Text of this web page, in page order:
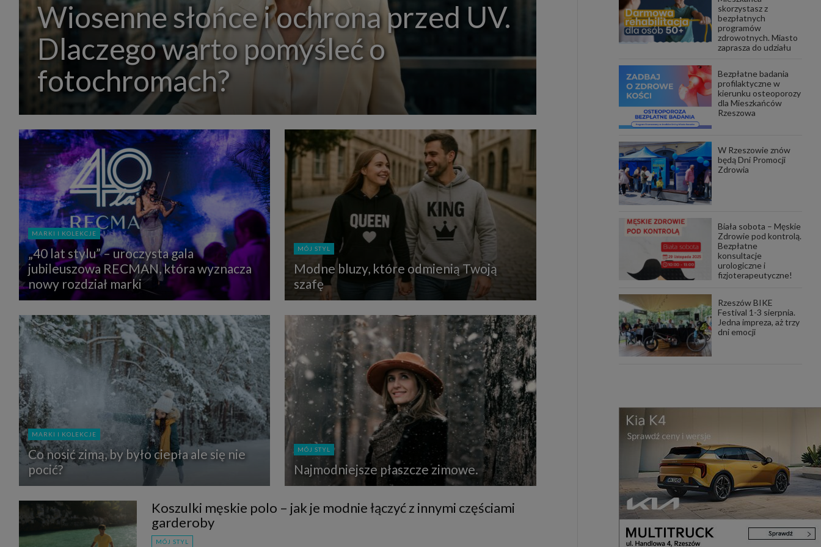
Wiosenne słońce i ochrona przed UV.
Dlaczego warto pomyśleć o
fotochromach?
MARKI I KOLEKCJE
„40 lat stylu” – uroczysta gala
jubileuszowa RECMAN, która wyznacza
nowy rozdział marki
MÓJ STYL
Modne bluzy, które odmienią Twoją
szafę
MARKI I KOLEKCJE
Co nosić zimą, by było ciepła ale się nie
pocić?
MÓJ STYL
Najmodniejsze płaszcze zimowe.
Koszulki męskie polo – jak je modnie łączyć z innymi częściami
garderoby
MÓJ STYL
skorzystasz z
bezpłatnych
programów
zdrowotnych. Miasto
zaprasza do udziału
Bezpłatne badania
profilaktyczne w
kierunku osteoporozy
dla Mieszkańców
Rzeszowa
W Rzeszowie znów
będą Dni Promocji
Zdrowia
Biała sobota – Męskie
Zdrowie pod kontrolą.
Bezpłatne
konsultacje
urologiczne i
fizjoterapeutyczne!
Rzeszów BIKE
Festival 1-3 sierpnia.
Jedna impreza, aż trzy
dni emocji